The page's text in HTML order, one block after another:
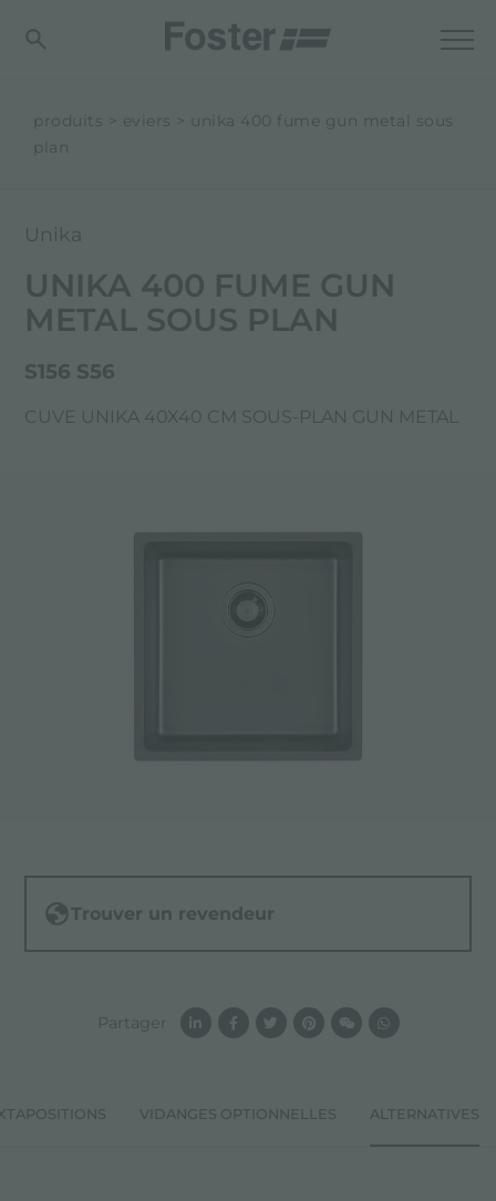
produits eviers
unika 400 fume gun metal sous
plan
VIDANGES OPTIONNELLES ALTERNATIVES
Unika
UNIKA 400 FUME GUN
METAL SOUS PLAN
S156 S56
CUVE UNIKA 40X40 CM SOUS-PLAN GUN METAL
Trouver un revendeur
Partager